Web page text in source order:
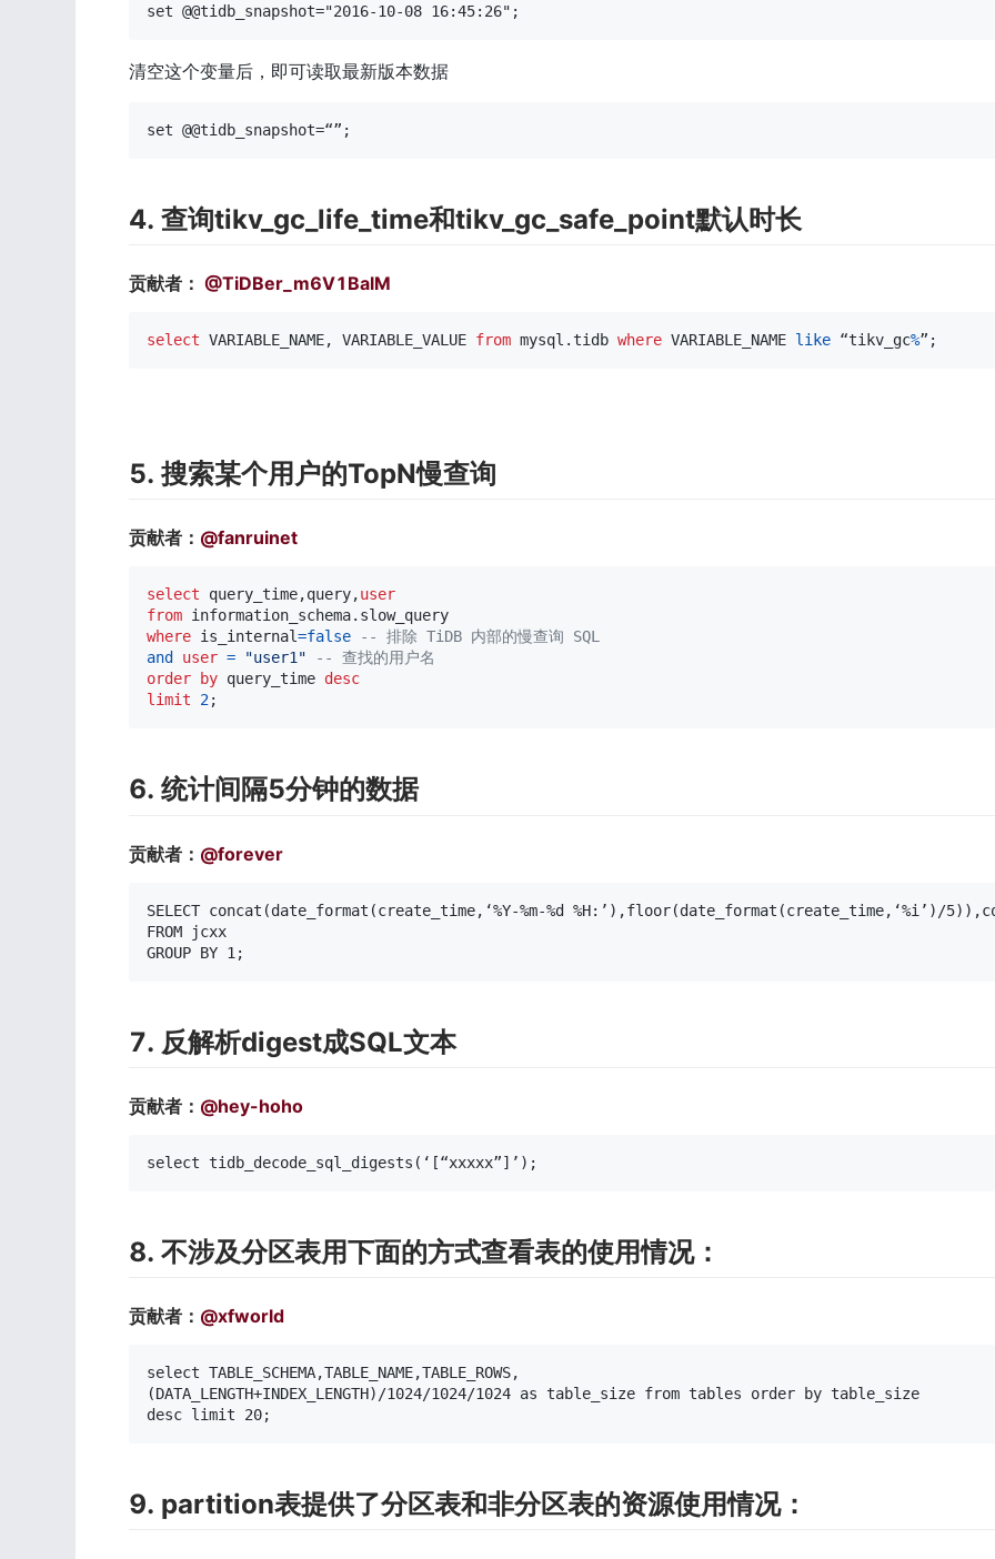
set @@tidb_snapshot="2016-10-08 16:45:26";
清空这个变量后，即可读取最新版本数据
set @@tidb_snapshot=“”;
4. 查询tikv_gc_life_time和tikv_gc_safe_point默认时长
贡献者： @TiDBer_m6V1BalM
select VARIABLE_NAME, VARIABLE_VALUE from mysql .tidb where VARIABLE_NAME like “tikv_gc%” ;
5. 搜索某个用户的TopN慢查询
贡献者： @fanruinet
select query_time,query,user
from information_schema.
where is_internal=false
-- 排除 TiDB 内部的慢查询 SQL
and
user = "user1"
-- 查找的用户名
order
by query_time desc
limit
2;
6. 统计间隔5分钟的数据
贡献者： @forever
SELECT concat(date_format(create_time,‘%Y-%m-%d %H:’),floor(date_format(create_time,‘%i’)/
FROM jcxx
GROUP BY 1;
7. 反解析digest成SQL文本
贡献者： @hey-hoho
select tidb_decode_sql_digests(‘[“xxxxx”]’);
8. 不涉及分区表用下面的方式查看表的使用情况：
贡献者： @xfworld
select TABLE_SCHEMA,TABLE_NAME,TABLE_ROWS,
(DATA_LENGTH+INDEX_LENGTH)/1024/1024/1024 as table_size from tables order by table_size
desc limit 20;
9. partition表提供了分区表和非分区表的资源使用情况：